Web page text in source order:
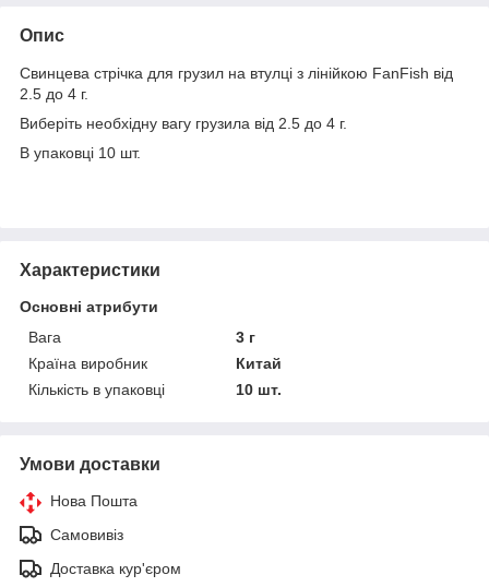
Опис
Свинцева стрічка для грузил на втулці з лінійкою FanFish від
2.5 до 4 г.
Виберіть необхідну вагу грузила від 2.5 до 4 г.
В упаковці 10 шт.
Характеристики
Основні атрибути
Вага
3 г
Країна виробник
Китай
Кількість в упаковці
10 шт.
Умови доставки
Нова Пошта
Самовивіз
Доставка кур'єром